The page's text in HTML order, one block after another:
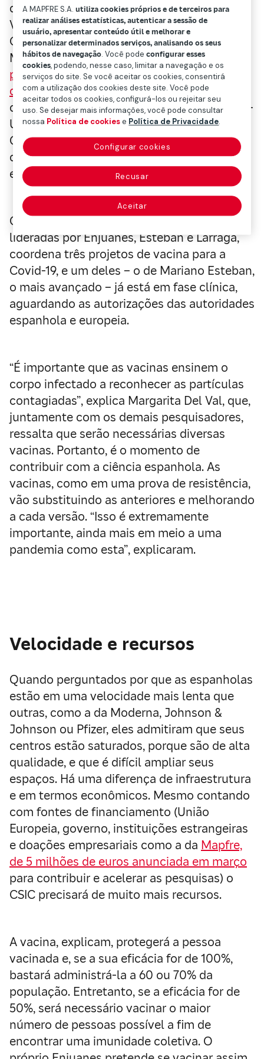
do Centro Nacional de Biotecnologia (CNB);
Vicente Larraga, pesquisador do CSIC no
CIB-CSIC (Centro de Pesquisas Biológicas
Margarita Salas);Mariano Esteban,
pesquisador do CSIC no CNB-CSIC e Chefe
do Grupo de Poxvírus e Vacinas, e Margarita
del Val, pesquisadora do CSIC no CBM-CSIC-
UAM (Centro de Biologia Molecular Severo
Ochoa, centro misto do CSIC e da UAM),
debateram e analisaram os cenários da tão
esperada vacina contra a COVID-19.
O Conselho, por meio de diversas equipes
lideradas por Enjuanes, Esteban e Larraga,
coordena três projetos de vacina para a
Covid-19, e um deles – o de Mariano Esteban,
o mais avançado – já está em fase clínica,
aguardando as autorizações das autoridades
espanhola e europeia.
“É importante que as vacinas ensinem o
corpo infectado a reconhecer as partículas
contagiadas”, explica Margarita Del Val, que,
juntamente com os demais pesquisadores,
ressalta que serão necessárias diversas
vacinas. Portanto, é o momento de
contribuir com a ciência espanhola. As
vacinas, como em uma prova de resistência,
vão substituindo as anteriores e melhorando
a cada versão. “Isso é extremamente
importante, ainda mais em meio a uma
pandemia como esta”, explicaram.
Velocidade e recursos
Quando perguntados por que as espanholas
estão em uma velocidade mais lenta que
outras, como a da Moderna, Johnson &
Johnson ou Pfizer, eles admitiram que seus
centros estão saturados, porque são de alta
qualidade, e que é difícil ampliar seus
espaços. Há uma diferença de infraestrutura
e em termos econômicos. Mesmo contando
com fontes de financiamento (União
Europeia, governo, instituições estrangeiras
e doações empresariais como a da Mapfre,
de 5 milhões de euros anunciada em março
para contribuir e acelerar as pesquisas) o
CSIC precisará de muito mais recursos.
A vacina, explicam, protegerá a pessoa
vacinada e, se a sua eficácia for de 100%,
bastará administrá-la a 60 ou 70% da
população. Entretanto, se a eficácia for de
50%, será necessário vacinar o maior
número de pessoas possível a fim de
encontrar uma imunidade coletiva. O
A MAPFRE S.A.utiliza cookies próprios e de terceiros para
realizar análises estatísticas, autenticar a sessão de
usuário, apresentar conteúdo útil e melhorar e
personalizar determinados serviços, analisando os seus
hábitos de navegação. Você podeconfigurar esses
cookies, podendo, nesse caso, limitar a navegação e os
serviços do site. Se você aceitar os cookies, consentirá
com a utilização dos cookies deste site. Você pode
aceitar todos os cookies, configurá-los ou rejeitar seu
uso. Se desejar mais informações, você pode consultar
nossa Política de cookiese Política de Privacidade.
Configurar cookies
Recusar
Aceitar